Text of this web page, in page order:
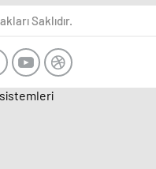
Saklıdır.
sistemleri